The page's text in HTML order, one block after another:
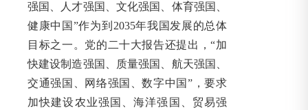
强国、人才强国、文化强国、体育强国、
健康中国”作为到2035年我国发展的总体
目标之一。党的二十大报告还提出，“加
快建设制造强国、质量强国、航天强国、
交通强国、网络强国、数字中国”，要求
加快建设农业强国、海洋强国、贸易强